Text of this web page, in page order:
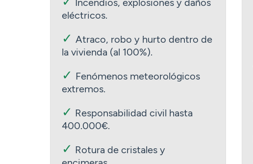
eléctricos.
✓ Atraco, robo y hurto dentro de
la vivienda (al 100%).
✓ Fenómenos meteorológicos
extremos.
✓ Responsabilidad civil hasta
400.000€.
✓ Rotura de cristales y